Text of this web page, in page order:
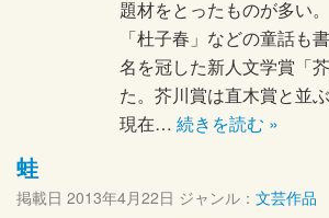
題材をとったものが多い
「杜子春」などの童話も
名を冠した新人文学賞「
た。芥川賞は直木賞と並
現在… 続きを読む »
蛙
掲載日 2013年4月22日 ジャンル： 文芸作品